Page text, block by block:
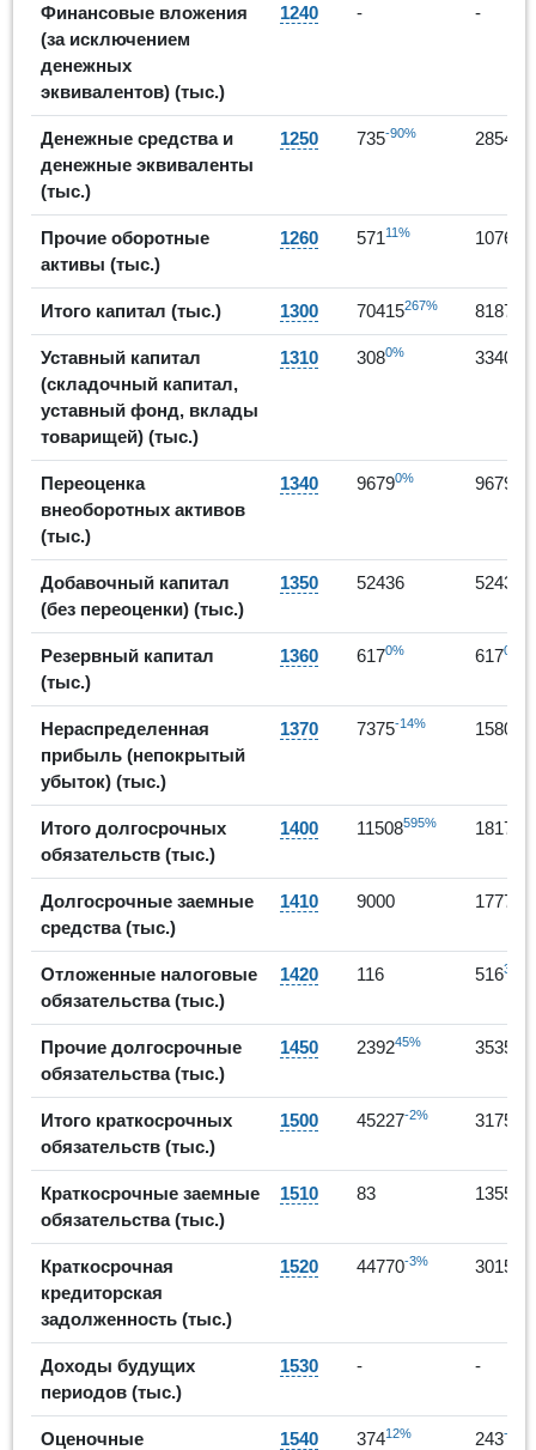
Финансовые вложения
(за исключением
денежных
эквивалентов) (тыс.)
1240 - -
Денежные средства и
денежные эквиваленты
(тыс.)
1250 735-90% 2854
Прочие оборотные
активы (тыс.)
1260 57111% 1076
Итого капитал (тыс.) 1300 70415267% 81875
Уставный капитал
(складочный капитал,
уставный фонд, вклады
товарищей) (тыс.)
1310 3080% 3340
Переоценка
внеоборотных активов
(тыс.)
1340 96790% 9679
Добавочный капитал
(без переоценки) (тыс.)
1350 52436 52436
Резервный капитал
(тыс.)
1360 6170% 6170%
Нераспределенная
прибыль (непокрытый
убыток) (тыс.)
1370 7375-14% 15803
Итого долгосрочных
обязательств (тыс.)
1400 11508595% 181790
Долгосрочные заемные
средства (тыс.)
1410 9000 177739
Отложенные налоговые
обязательства (тыс.)
1420 116 516345%
Прочие долгосрочные
обязательства (тыс.)
1450 239245% 3535
Итого краткосрочных
обязательств (тыс.)
1500 45227-2% 31755
Краткосрочные заемные
обязательства (тыс.)
1510 83 1355
Краткосрочная
кредиторская
задолженность (тыс.)
1520 44770-3% 30157
Доходы будущих
периодов (тыс.)
1530 - -
Оценочные
1540 37412% 243-35%